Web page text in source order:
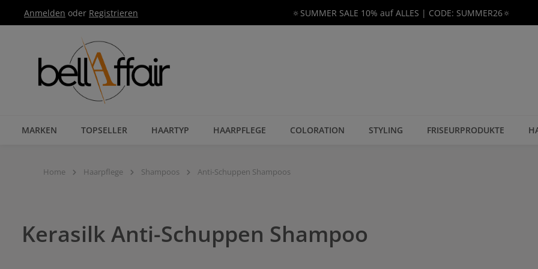
Hauptnavigation springen
Anmelden oder Registrieren 🔅SUMMER SALE 10% auf ALLES | CODE: SUMMER26🔅
MARKEN TOPSELLER HAARTYP HAARPFLEGE COLORATION STYLING FRISEURPRODUKTE
Home Haarpflege Shampoos Anti-Schuppen Shampoos
Kerasilk Anti-Schuppen Shampoo